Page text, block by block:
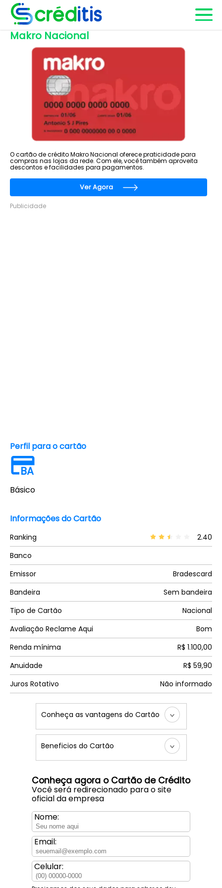
Makro Nacional
O cartão de crédito Makro Nacional oferece praticidade para
compras nas lojas da rede. Com ele, você também aproveita
descontos e facilidades para pagamentos.
Ver Agora
Publicidade
Perfil para o cartão
BA
Básico
Informações do Cartão
Ranking
2.40
Banco
Emissor
Bradescard
Bandeira
Sem bandeira
Tipo de Cartão
Nacional
Avaliação Reclame Aqui
Bom
Renda mínima
R$ 1.100,00
Anuidade
R$ 59,90
Juros Rotativo
Não informado
Conheça as vantagens do Cartão
Beneficios do Cartão
Conheça agora o Cartão de Crédito
Você será redirecionado para o site
oficial da empresa
Nome:
Email:
Celular: